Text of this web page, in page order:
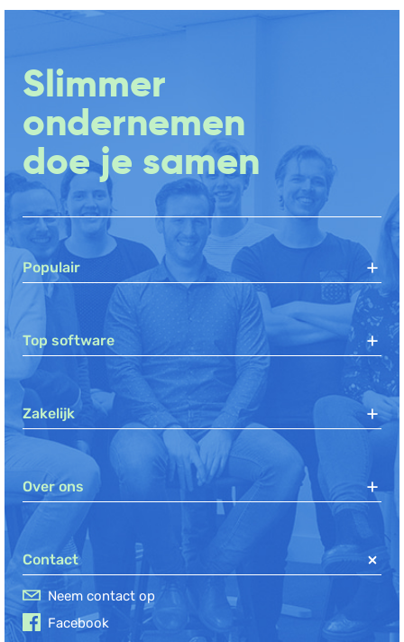
Slimmer
ondernemen
doe je samen
Populair
Top software
Zakelijk
Over ons
Contact
Neem contact op
Facebook